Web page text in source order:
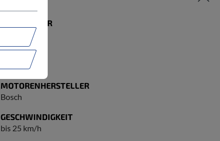
MODELLJAHR
RADGRÖSSE
MOTORENHERSTELLER
Bosch
GESCHWINDIGKEIT
bis 25 km/h